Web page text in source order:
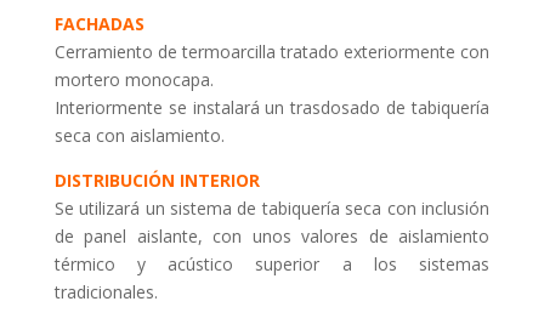
FACHADAS
Cerramiento de termoarcilla tratado exteriormente con
mortero monocapa.
Interiormente se instalará un trasdosado de tabiquería
seca con aislamiento.
DISTRIBUCIÓN INTERIOR
Se utilizará un sistema de tabiquería seca con inclusión
de panel aislante, con unos valores de aislamiento
térmico y acústico superior a los sistemas
tradicionales.